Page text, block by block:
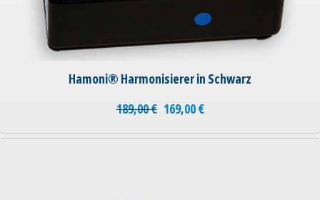
Hamoni® Harmonisierer in Schwarz
189,00€ 169,00€